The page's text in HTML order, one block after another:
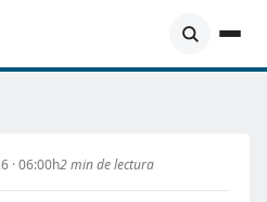
· 06:00h2 min de lectura